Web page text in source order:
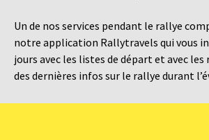
​​​​​​​Un de nos services pendant le rallye
notre application Rallytravels qui vous
jours avec les listes de départ et avec
des dernières infos sur le rallye durant